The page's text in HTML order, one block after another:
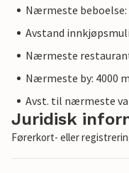
Nærmeste beboelse:
Avstand
Nærmeste
Nærmeste by: 4000
Avst. til nærmeste
Juridisk
Førerkort- eller